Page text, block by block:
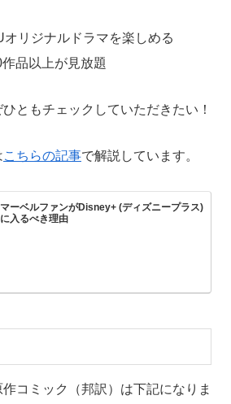
オリジナルドラマを楽しめる
品以上が見放題
ともチェックしていただきたい！
こちらの記事で解説しています。
マーベルファンがDisney+ (ディズニープラス)
に入るべき理由
コミック（邦訳）は下記になりま